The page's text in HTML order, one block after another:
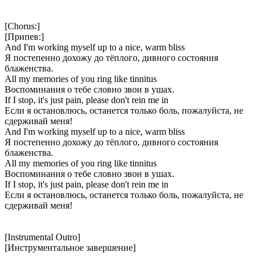
[Chorus:]
[Припев:]
And I'm working myself up to a nice, warm bliss
Я постепенно дохожу до тёплого, дивного состояния
блаженства.
All my memories of you ring like tinnitus
Воспоминания о тебе словно звон в ушах.
If I stop, it's just pain, please don't rein me in
Если я остановлюсь, останется только боль, пожалуйста, не
сдерживай меня!
And I'm working myself up to a nice, warm bliss
Я постепенно дохожу до тёплого, дивного состояния
блаженства.
All my memories of you ring like tinnitus
Воспоминания о тебе словно звон в ушах.
If I stop, it's just pain, please don't rein me in
Если я остановлюсь, останется только боль, пожалуйста, не
сдерживай меня!
[Instrumental Outro]
[Инструментальное завершение]